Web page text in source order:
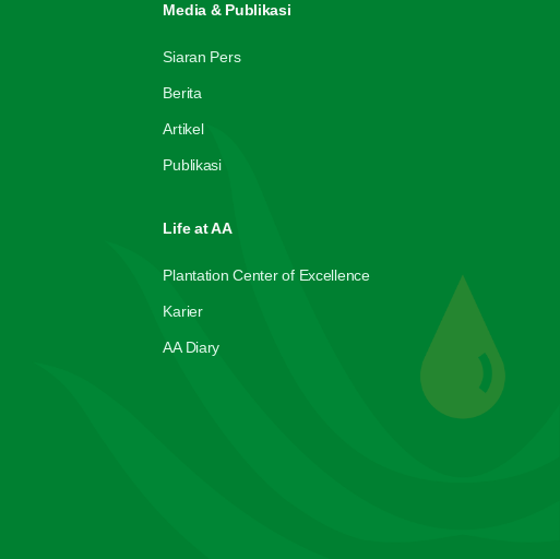
Media & Publikasi
Siaran Pers
Berita
Artikel
Publikasi
Life at AA
Plantation Center of Excellence
Karier
AA Diary